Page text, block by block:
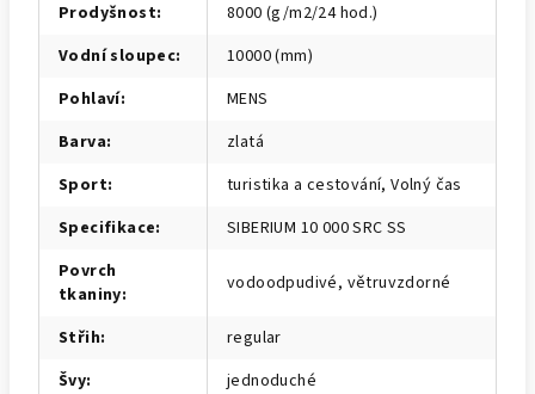
Prodyšnost:
8000 (g/m2/24 hod.)
Vodní sloupec:
10000 (mm)
Pohlaví:
MENS
Barva:
zlatá
Sport:
turistika a cestování, Volný čas
Specifikace:
SIBERIUM 10 000 SRC SS
Povrch
tkaniny: vodoodpudivé, větruvzdorné
Střih:
regular
Švy:
jednoduché